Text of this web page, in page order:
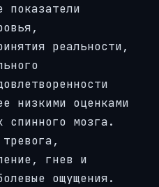
показатели
реальности,
низкими оценками
спинного мозга.
гнев и
ощущения.